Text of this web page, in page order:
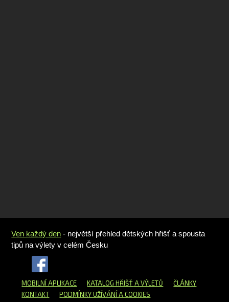
Ven každý den - největší přehled dětských hřišť a spousta
tipů na výlety v celém Česku
MOBILNÍ APLIKACE KATALOG HŘIŠŤA VÝLETŮ
ČLÁNKY
KONTAKT
PODMÍNKY UŽÍVÁNÍ A COOKIES